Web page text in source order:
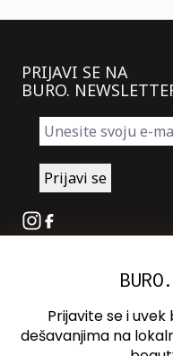
PRIJAVI SE NA
BURO.
Instagram
Facebook
Oglašavanje
Kontakt
Prijavite se i
dešavanjima na